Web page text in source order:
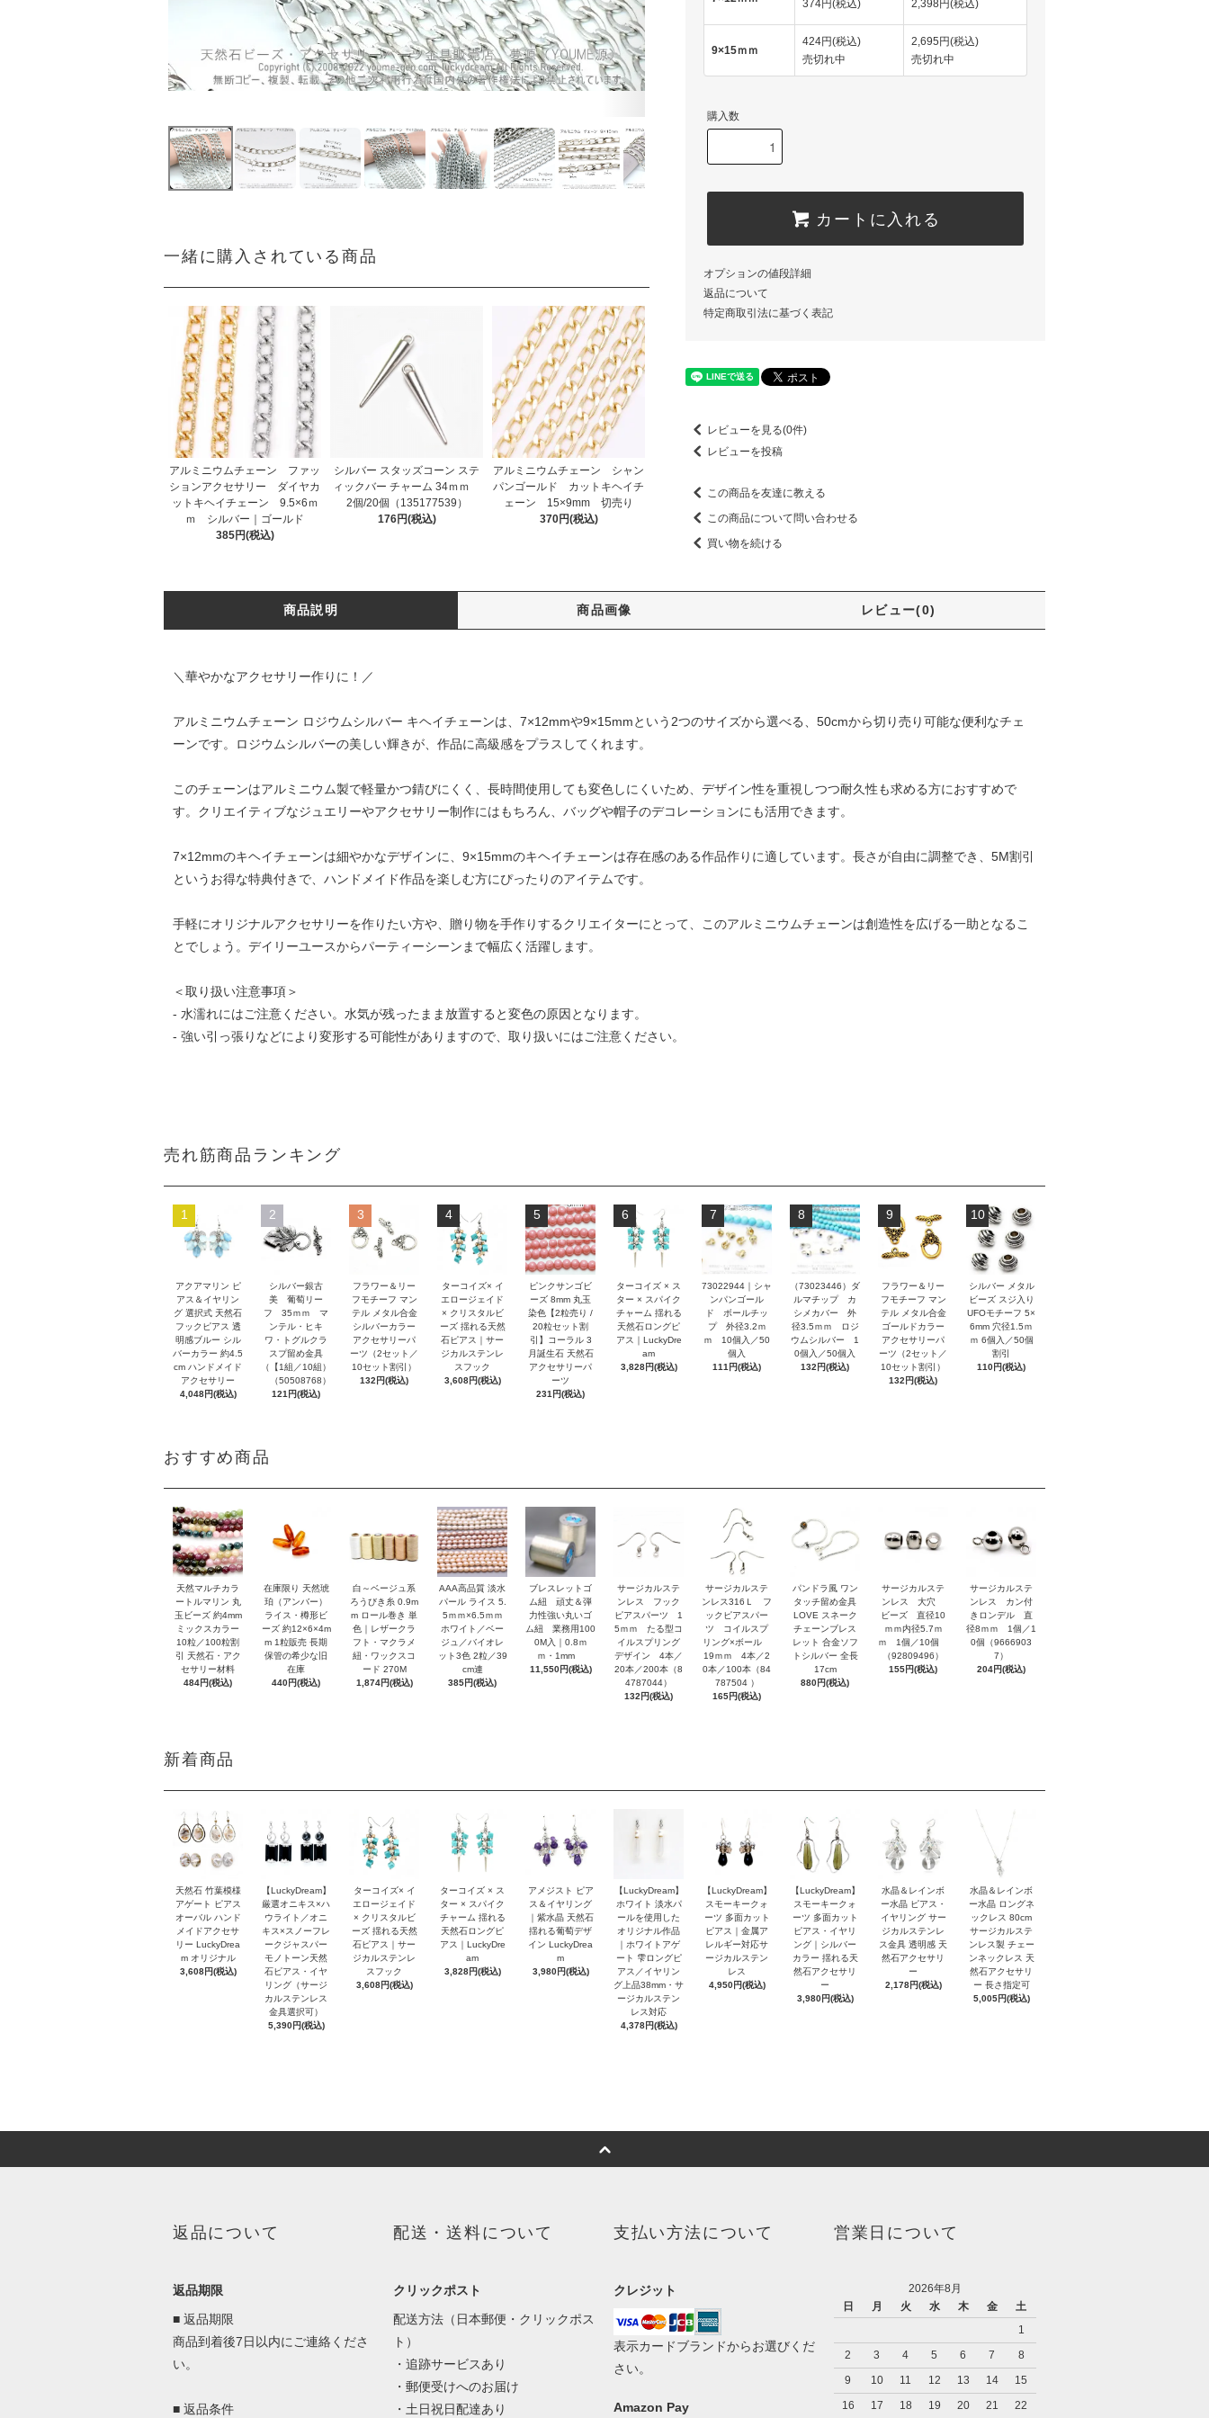
一緒に購入されている商品
アルミニウムチェーン ファッ
ションアクセサリー ダイヤカ
ットキヘイチェーン 9.5×6ｍ
ｍ シルバー｜ゴールド
385円(税込)
シルバー スタッズコーン ステ
ィックバー チャーム 34ｍｍ
2個/20個（135177539）
176円(税込)
アルミニウムチェーン シャン
パンゴールド カットキヘイチ
ェーン 15×9mm 切売り
370円(税込)
374円(税込) 2,398円(税込)
9×15ｍｍ
424円(税込)
売切れ中
2,695円(税込)
売切れ中
購入数
カートに入れる
オプションの値段詳細
返品について
特定商取引法に基づく表記
レビューを見る(0件)
レビューを投稿
この商品を友達に教える
この商品について問い合わせる
買い物を続ける
商品説明 商品画像 レビュー(0)
＼華やかなアクセサリー作りに！／
アルミニウムチェーン ロジウムシルバー キヘイチェーンは、7×12mmや9×15mmという2つのサイズから選べる、50cmから切り売り可能な便利なチェ
ーンです。ロジウムシルバーの美しい輝きが、作品に高級感をプラスしてくれます。
このチェーンはアルミニウム製で軽量かつ錆びにくく、長時間使用しても変色しにくいため、デザイン性を重視しつつ耐久性も求める方におすすめで
す。クリエイティブなジュエリーやアクセサリー制作にはもちろん、バッグや帽子のデコレーションにも活用できます。
7×12mmのキヘイチェーンは細やかなデザインに、9×15mmのキヘイチェーンは存在感のある作品作りに適しています。長さが自由に調整でき、5M割引
というお得な特典付きで、ハンドメイド作品を楽しむ方にぴったりのアイテムです。
手軽にオリジナルアクセサリーを作りたい方や、贈り物を手作りするクリエイターにとって、このアルミニウムチェーンは創造性を広げる一助となるこ
とでしょう。デイリーユースからパーティーシーンまで幅広く活躍します。
＜取り扱い注意事項＞
- 水濡れにはご注意ください。水気が残ったまま放置すると変色の原因となります。
- 強い引っ張りなどにより変形する可能性がありますので、取り扱いにはご注意ください。
売れ筋商品ランキング
1
アクアマリン ピ
アス＆イヤリン
グ 選択式 天然石
フックピアス 透
明感ブルー シル
バーカラー 約4.5
cm ハンドメイド
アクセサリー
4,048円(税込)
2
シルバー銀古
美 葡萄リー
フ 35ｍｍ マ
ンテル・ヒキ
ワ・トグルクラ
スプ留め金具
（【1組／10組）
（50508768）
121円(税込)
3
フラワー＆リー
フモチーフ マン
テル メタル合金
シルバーカラー
アクセサリーパ
ーツ（2セット／
10セット割引）
132円(税込)
4
ターコイズ× イ
エロージェイド
× クリスタルビ
ーズ 揺れる天然
石ピアス｜サー
ジカルステンレ
スフック
3,608円(税込)
5
ピンクサンゴビ
ーズ 8mm 丸玉
染色【2粒売り /
20粒セット割
引】コーラル 3
月誕生石 天然石
アクセサリーパ
ーツ
231円(税込)
6
ターコイズ × ス
ター × スパイク
チャーム 揺れる
天然石ロングピ
アス｜LuckyDre
am
3,828円(税込)
7
73022944｜シャ
ンパンゴール
ド ボールチッ
プ 外径3.2ｍ
ｍ 10個入／50
個入
111円(税込)
8
（73023446）ダ
ルマチップ カ
シメカバー 外
径3.5ｍｍ ロジ
ウムシルバー 1
0個入／50個入
132円(税込)
9
フラワー＆リー
フモチーフ マン
テル メタル合金
ゴールドカラー
アクセサリーパ
ーツ（2セット／
10セット割引）
132円(税込)
10
シルバー メタル
ビーズ スジ入り
UFOモチーフ 5×
6mm 穴径1.5ｍ
ｍ 6個入／50個
割引
110円(税込)
おすすめ商品
天然マルチカラ
ートルマリン 丸
玉ビーズ 約4mm
ミックスカラー
10粒／100粒割
引 天然石・アク
セサリー材料
484円(税込)
在庫限り 天然琥
珀（アンバー）
ライス・樽形ビ
ーズ 約12×6×4m
m 1粒販売 長期
保管の希少な旧
在庫
440円(税込)
白～ベージュ系
ろうびき糸 0.9m
m ロール巻き 単
色｜レザークラ
フト・マクラメ
紐・ワックスコ
ード 270M
1,874円(税込)
AAA高品質 淡水
パール ライス 5.
5ｍｍ×6.5ｍｍ
ホワイト／ベー
ジュ／バイオレ
ット3色 2粒／39
cm連
385円(税込)
ブレスレットゴ
ム紐 頑丈＆弾
力性強い丸いゴ
ム紐 業務用100
0M入｜0.8ｍ
ｍ・1mm
11,550円(税込)
サージカルステ
ンレス フック
ピアスパーツ 1
5ｍｍ たる型コ
イルスプリング
デザイン 4本／
20本／200本（8
4787044）
132円(税込)
サージカルステ
ンレス316Ｌ フ
ックピアスパー
ツ コイルスプ
リング×ボール
19ｍｍ 4本／2
0本／100本（84
787504 ）
165円(税込)
パンドラ風 ワン
タッチ留め金具
LOVE スネーク
チェーンブレス
レット 合金ソフ
トシルバー 全長
17cm
880円(税込)
サージカルステ
ンレス 大穴
ビーズ 直径10
ｍｍ内径5.7ｍ
ｍ 1個／10個
（92809496）
155円(税込)
サージカルステ
ンレス カン付
きロンデル 直
径8ｍｍ 1個／1
0個（9666903
7）
204円(税込)
新着商品
天然石 竹葉模様
アゲート ピアス
オーバル ハンド
メイドアクセサ
リー LuckyDrea
m オリジナル
3,608円(税込)
【LuckyDream】
厳選オニキス×ハ
ウライト／オニ
キス×スノーフレ
ークジャスパー
モノトーン天然
石ピアス・イヤ
リング（サージ
カルステンレス
金具選択可）
5,390円(税込)
ターコイズ× イ
エロージェイド
× クリスタルビ
ーズ 揺れる天然
石ピアス｜サー
ジカルステンレ
スフック
3,608円(税込)
ターコイズ × ス
ター × スパイク
チャーム 揺れる
天然石ロングピ
アス｜LuckyDre
am
3,828円(税込)
アメジスト ピア
ス＆イヤリング
｜紫水晶 天然石
揺れる葡萄デザ
イン LuckyDrea
m
3,980円(税込)
【LuckyDream】
ホワイト 淡水パ
ールを使用した
オリジナル作品
｜ホワイトアゲ
ート 雫ロングピ
アス／イヤリン
グ上品38mm・サ
ージカルステン
レス対応
4,378円(税込)
【LuckyDream】
スモーキークォ
ーツ 多面カット
ピアス｜金属ア
レルギー対応サ
ージカルステン
レス
4,950円(税込)
【LuckyDream】
スモーキークォ
ーツ 多面カット
ピアス・イヤリ
ング｜シルバー
カラー 揺れる天
然石アクセサリ
ー
3,980円(税込)
水晶＆レインボ
ー水晶 ピアス・
イヤリング サー
ジカルステンレ
ス金具 透明感 天
然石アクセサリ
ー
2,178円(税込)
水晶＆レインボ
ー水晶 ロングネ
ックレス 80cm
サージカルステ
ンレス製 チェー
ンネックレス 天
然石アクセサリ
ー 長さ指定可
5,005円(税込)
返品について
返品期限
■ 返品期限
商品到着後7日以内にご連絡くださ
い。
■ 返品条件
配送・送料について
クリックポスト
配送方法（日本郵便・クリックポス
ト）
・追跡サービスあり
・郵便受けへのお届け
・土日祝日配達あり
支払い方法について
クレジット
表示カードブランドからお選びくだ
さい。
Amazon Pay
営業日について
2026年8月
日
月 火 水 木 金
土
1
2
3 4 5 6 7
8
9
10 11 12 13 14
15
16
17 18 19 20 21 22